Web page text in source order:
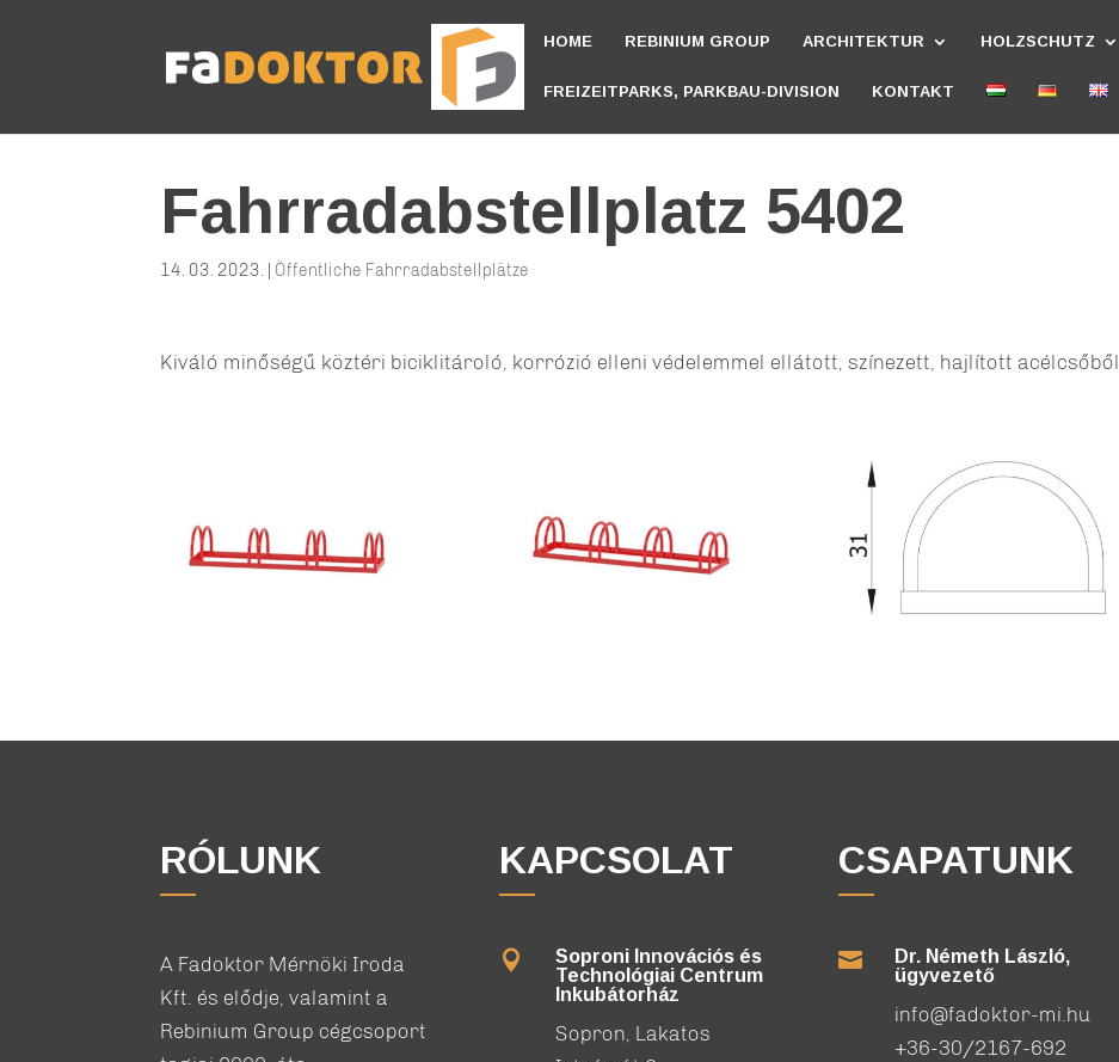
HOME REBINIUM GROUP ARCHITEKTUR HOLZSCHUTZ
FREIZEITPARKS, PARKBAU-DIVISION KONTAKT
Fahrradabstellplatz 5402
14. 03. 2023. Öffentliche Fahrradabstellplätze
Kiváló minőségű köztéri biciklitároló, korrózió elleni védelemmel ellátott, színezett, hajlított acélcsőből.
RÓLUNK
A Fadoktor Mérnöki Iroda
Kft. és elődje, valamint a
Rebinium Group cégcsoport
KAPCSOLAT

Soproni Innovációs és
Technológiai Centrum
Inkubátorház
Sopron, Lakatos
CSAPATUNK

Dr. Németh László,
ügyvezető
info@fadoktor-mi.hu
+36-30/2167-692